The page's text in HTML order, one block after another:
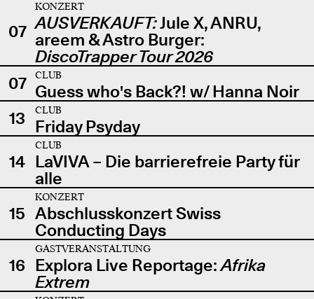
07
KONZERT
AUSVERKAUFT:Jule X, ANRU,
areem & Astro Burger:
DiscoTrapper Tour 2026
07
CLUB
Guess who's Back?! w/ Hanna Noir
13
CLUB
Friday Psyday
14
CLUB
LaVIVA – Die barrierefreie Party für
alle
15
KONZERT
Abschlusskonzert Swiss
Conducting Days
16
GASTVERANSTALTUNG
Explora Live Reportage:Afrika
Extrem